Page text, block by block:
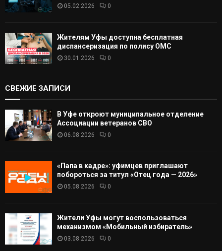
05.02.2026 0
Жителям Уфы доступна бесплатная
диспансеризация по полису ОМС
30.01.2026 0
СВЕЖИЕ ЗАПИСИ
В Уфе откроют муниципальное отделение
Ассоциации ветеранов СВО
06.08.2026 0
«Папа в кадре»: уфимцев приглашают
побороться за титул «Отец года — 2026»
05.08.2026 0
Жители Уфы могут воспользоваться
механизмом «Мобильный избиратель»
03.08.2026 0